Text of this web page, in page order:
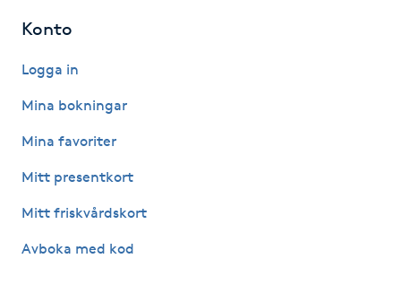
Hårförlängning
Hårvård
Hälsprickor
Idrottsmassage
Konto
Logga in
Mina bokningar
Mina favoriter
Mitt presentkort
Mitt friskvårdskort
Avboka med kod